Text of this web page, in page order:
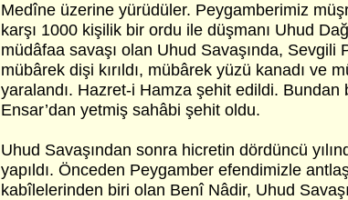
Medîne üzerine yürüdüler. Peygamberimiz
karşı 1000 kişilik bir ordu ile düşmanı Uhud
müdâfaa savaşı olan Uhud Savaşında, Sevgili
mübârek dişi kırıldı, mübârek yüzü kanadı ve
yaralandı. Hazret-i Hamza şehit edildi. Bundan
Ensar’dan yetmiş sahâbi şehit oldu.
Uhud Savaşından sonra hicretin dördüncü
yapıldı. Önceden Peygamber efendimizle
kabîlelerinden biri olan Benî Nâdir, Uhud